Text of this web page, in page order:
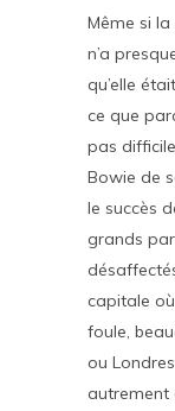
Même si la
n’a
qu’elle
ce que
pas
Bowie de
le succès
grands
capitale
foule,
ou
autrement